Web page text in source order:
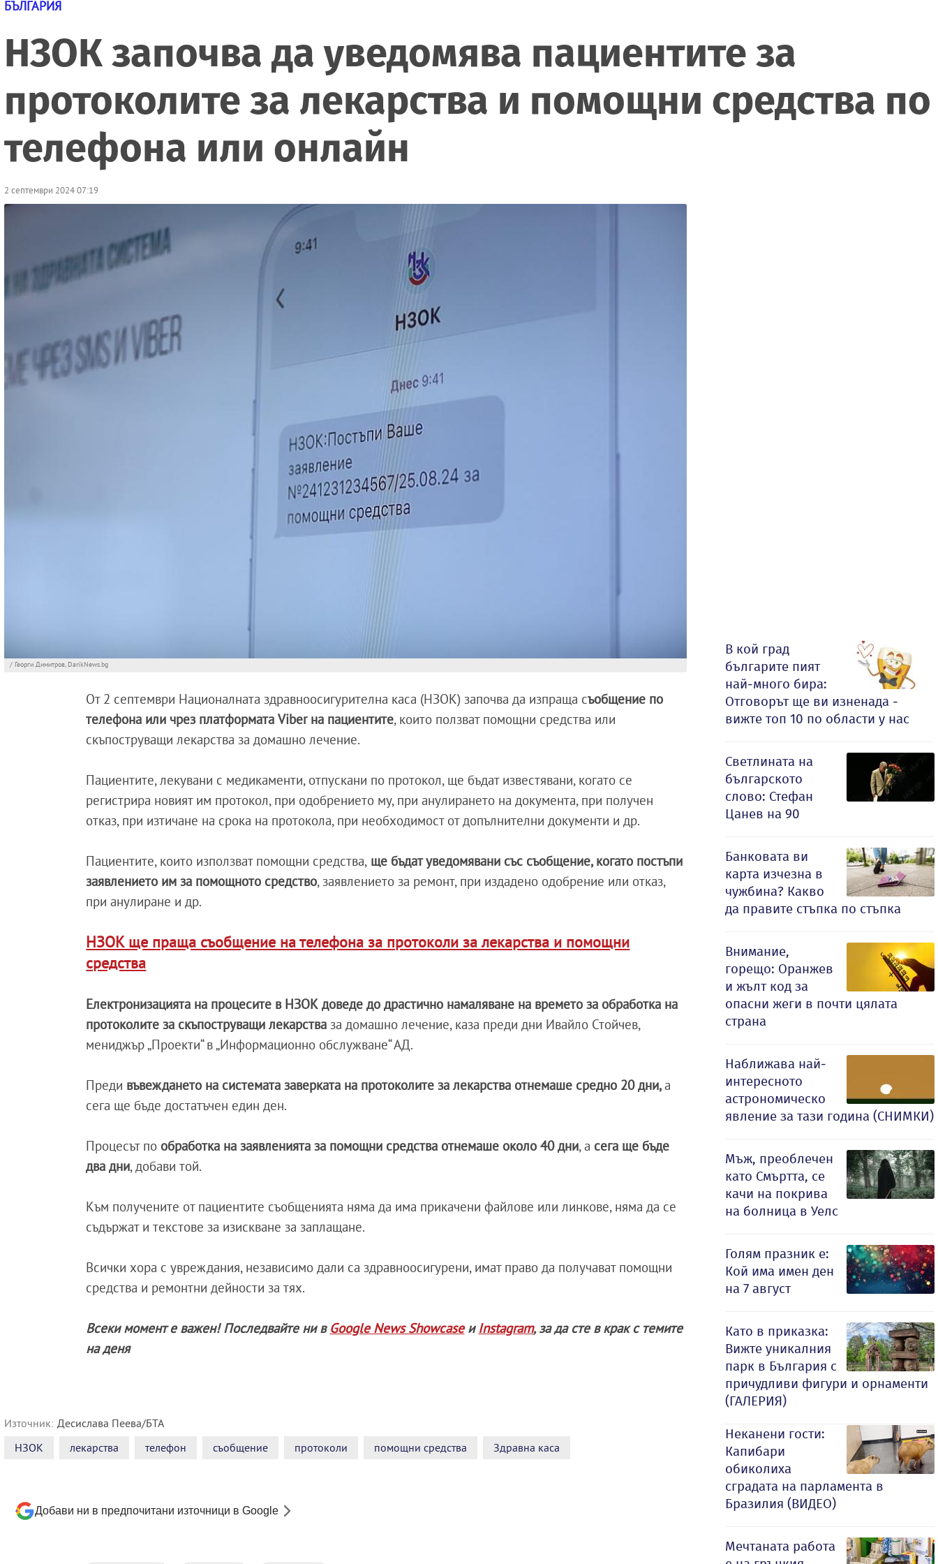
БЪЛГАРИЯ
НЗОК започва да уведомява пациентите за
протоколите за лекарства и помощни средства по
телефона или онлайн
2 септември 2024 07:19
/ Георги Димитров, DarikNews.bg
От 2 септември Националната здравноосигурителна каса (НЗОК) започва да изпраща съобщение по
телефона или чрез платформата Viber на пациентите, които ползват помощни средства или
скъпоструващи лекарства за домашно лечение.
Пациентите, лекувани с медикаменти, отпускани по протокол, ще бъдат известявани, когато се
регистрира новият им протокол, при одобрението му, при анулирането на документа, при получен
отказ, при изтичане на срока на протокола, при необходимост от допълнителни документи и др.
Пациентите, които използват помощни средства, ще бъдат уведомявани със съобщение, когато постъпи
заявлението им за помощното средство, заявлението за ремонт, при издадено одобрение или отказ,
при анулиране и др.
НЗОК ще праща съобщение на телефона за протоколи за лекарства и помощни
средства
Електронизацията на процесите в НЗОК доведе до драстично намаляване на времето за обработка на
протоколите за скъпоструващи лекарства за домашно лечение, каза преди дни Ивайло Стойчев,
мениджър „Проекти“ в „Информационно обслужване“ АД.
Преди въвеждането на системата заверката на протоколите за лекарства отнемаше средно 20 дни,а
сега ще бъде достатъчен един ден.
Процесът по обработка на заявленията за помощни средства отнемаше около 40 дни, а сега ще бъде
два дни, добави той.
Към получените от пациентите съобщенията няма да има прикачени файлове или линкове, няма да се
съдържат и текстове за изискване за заплащане.
Всички хора с увреждания, независимо дали са здравноосигурени, имат право да получават помощни
средства и ремонтни дейности за тях.
Всеки момент е важен! Последвайте ни в Google News Showcaseи Instagram, за да сте в крак с темите
на деня
Източник: Десислава Пеева/БТА
НЗОК
лекарства телефон съобщение протоколи помощни средства Здравна каса
Добави ни в предпочитани източници в Google
В кой град
българите пият
най-много бира:
Отговорът ще ви изненада -
вижте топ 10 по области у нас
Светлината на
българското
слово: Стефан
Цанев на 90
Банковата ви
карта изчезна в
чужбина? Какво
да правите стъпка по стъпка
Внимание,
горещо: Оранжев
и жълт код за
опасни жеги в почти цялата
страна
Наближава най-
интересното
астрономическо
явление за тази година (СНИМКИ)
Мъж, преоблечен
като Смъртта, се
качи на покрива
на болница в Уелс
Голям празник е:
Кой има имен ден
на 7 август
Като в приказка:
Вижте уникалния
парк в България с
причудливи фигури и орнаменти
(ГАЛЕРИЯ)
Неканени гости:
Капибари
обиколиха
сградата на парламента в
Бразилия (ВИДЕО)
Мечтаната работа